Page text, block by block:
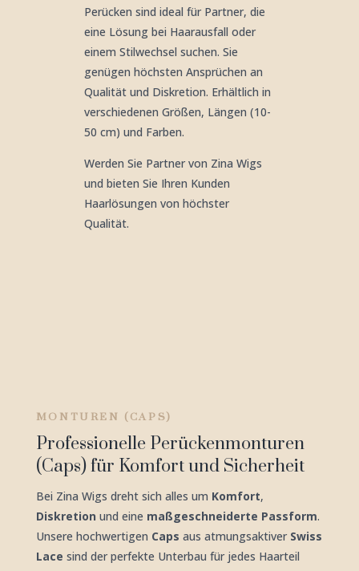
Perücken sind ideal für Partner, die
eine Lösung bei Haarausfall oder
einem Stilwechsel suchen. Sie
genügen höchsten Ansprüchen an
Qualität und Diskretion. Erhältlich in
verschiedenen Größen, Längen (10-
50 cm) und Farben.
Werden Sie Partner von Zina Wigs
und bieten Sie Ihren Kunden
Haarlösungen von höchster
Qualität.
MONTUREN (CAPS)
Professionelle Perückenmonturen
(Caps) für Komfort und Sicherheit
Bei Zina Wigs dreht sich alles um Komfort,
Diskretion und eine maßgeschneiderte Passform.
Unsere hochwertigen Caps aus atmungsaktiver Swiss
Lace sind der perfekte Unterbau für jedes Haarteil